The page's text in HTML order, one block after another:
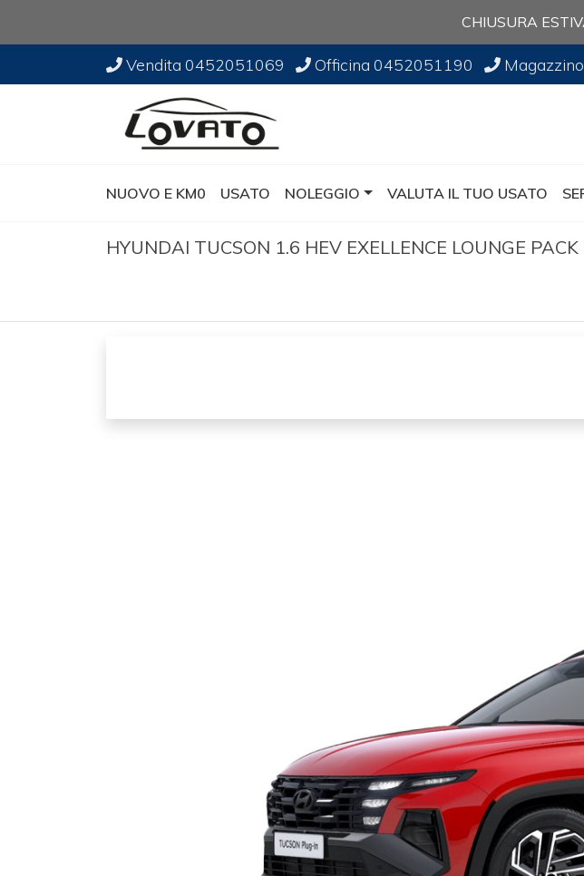
CHIUSURA
Vendita 0452051069 Officina0452051190 Magazzino
NUOVO E KM0 USATO NOLEGGIO VALUTA IL TUO USATO
HYUNDAI TUCSON 1.6 HEV EXELLENCE LOUNGE